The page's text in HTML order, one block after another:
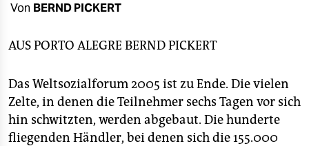
wahrheit
verlag
veranstaltungen
shop
Von BERND PICKERT
AUS PORTO ALEGRE BERND PICKERT
Das Weltsozialforum 2005 ist zu Ende. Die vielen
Zelte, in denen die Teilnehmer sechs Tagen vor sich
hin schwitzten, werden abgebaut. Die hunderte
fliegenden Händler, bei denen sich die 155.000